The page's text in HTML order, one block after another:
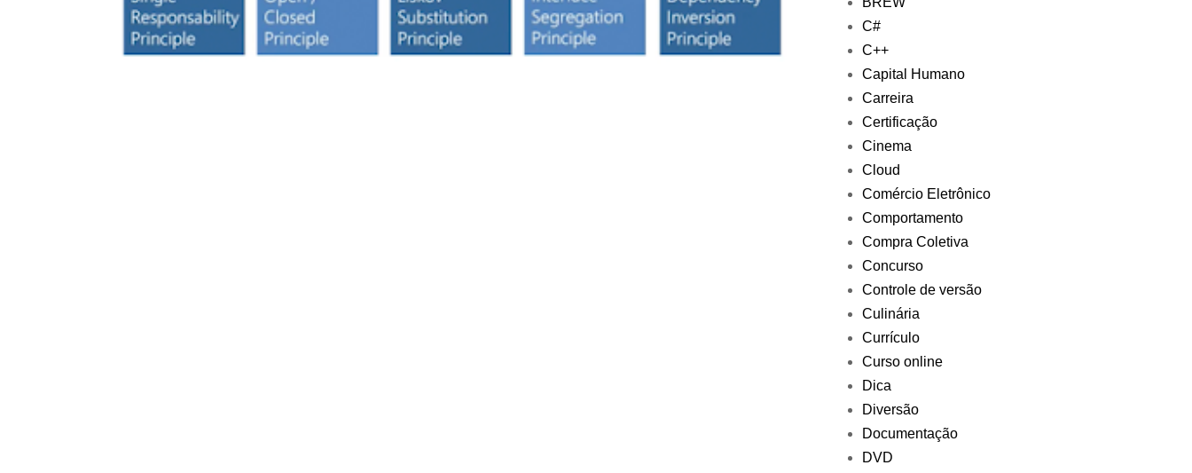
C#
C++
Capital Humano
Carreira
Certificação
Cinema
Cloud
Comércio Eletrônico
Comportamento
Compra Coletiva
Concurso
Controle de versão
Culinária
Currículo
Curso online
Dica
Diversão
Documentação
DVD